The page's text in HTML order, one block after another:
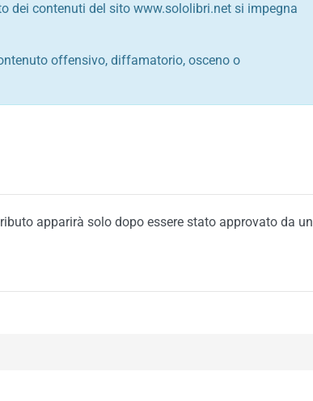
dei contenuti del sito www.sololibri.net si impegna
offensivo, diffamatorio, osceno o
italiano e di quelle internazionali
sarcastico, denigratorio e sbeffeggiatorio
al rispetto dell'ordine pubblico
privacy di qualsiasi cittadino
nei confronti di qualsiasi razza, popolo, cultura,
al rispetto del buon costume o contenenti
propaganda politica, di partito o di fazione, che
delle regole precedenti comporterà la non
apparirà solo dopo essere stato approvato da un